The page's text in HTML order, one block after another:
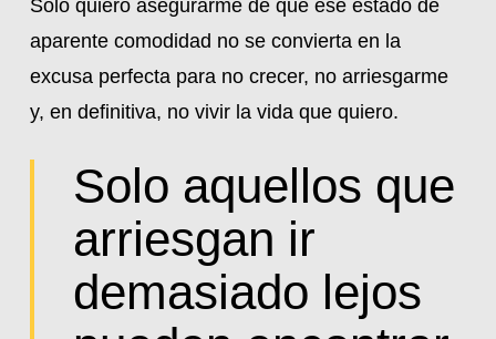
Solo quiero asegurarme de que ese estado de
aparente comodidad no se convierta en la
excusa perfecta para no crecer, no arriesgarme
y, en definitiva, no vivir la vida que quiero.
Solo aquellos que
arriesgan ir
demasiado lejos